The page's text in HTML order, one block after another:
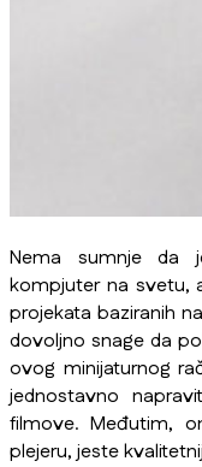
Nema sumnje da
kompjuter na svetu,
projekata baziranih
dovoljno snage da
ovog minijaturnog
jednostavno
filmove. Međutim,
plejeru, jeste